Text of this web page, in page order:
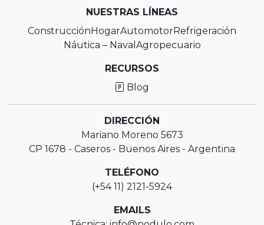
NUESTRAS LÍNEAS
ConstrucciónHogarAutomotorRefrigeración
Náutica – Naval Agropecuario
RECURSOS
Blog
DIRECCIÓN
Mariano Moreno 5673
CP 1678 - Caseros - Buenos Aires - Argentina
TELÉFONO
(+54 11) 2121-5924
EMAILS